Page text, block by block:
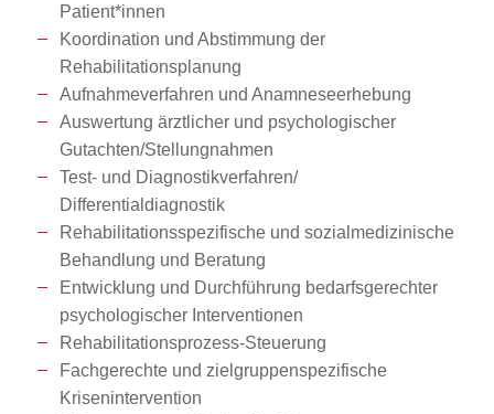
Patient*innen
Koordination und Abstimmung der
Rehabilitationsplanung
Aufnahmeverfahren und Anamneseerhebung
Auswertung ärztlicher und psychologischer
Gutachten/Stellungnahmen
Test- und Diagnostikverfahren/
Differentialdiagnostik
Rehabilitationsspezifische und sozialmedizinische
Behandlung und Beratung
Entwicklung und Durchführung bedarfsgerechter
psychologischer Interventionen
Rehabilitationsprozess-Steuerung
Fachgerechte und zielgruppenspezifische
Krisenintervention